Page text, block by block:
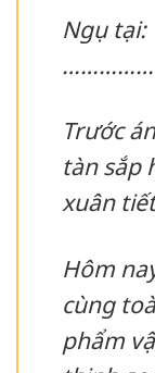
Ngụ tại:
Trước
tàn sắp
xuân
Hôm
cùng
phẩm